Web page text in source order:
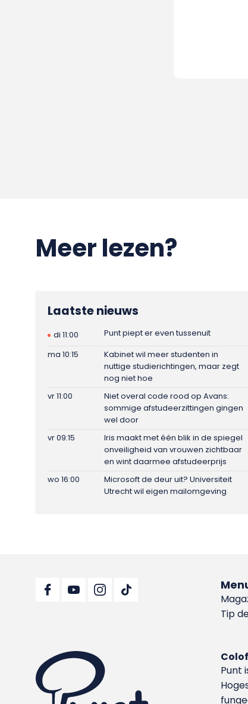
Meer lezen?
Laatste nieuws
di 11:00
Punt piept er even tussenuit
ma 10:15
Kabinet wil meer studenten in
nuttige studierichtingen, maar zegt
nog niet hoe
vr 11:00
Niet overal code rood op Avans:
sommige afstudeerzittingen gingen
wel door
vr 09:15
Iris maakt met één blik in de spiegel
onveiligheid van vrouwen zichtbaar
en wint daarmee afstudeerprijs
wo 16:00
Microsoft de deur uit? Universiteit
Utrecht wil eigen mailomgeving
Tip
Punt